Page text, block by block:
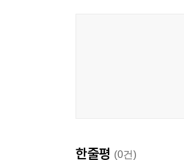
한줄평 (0건)